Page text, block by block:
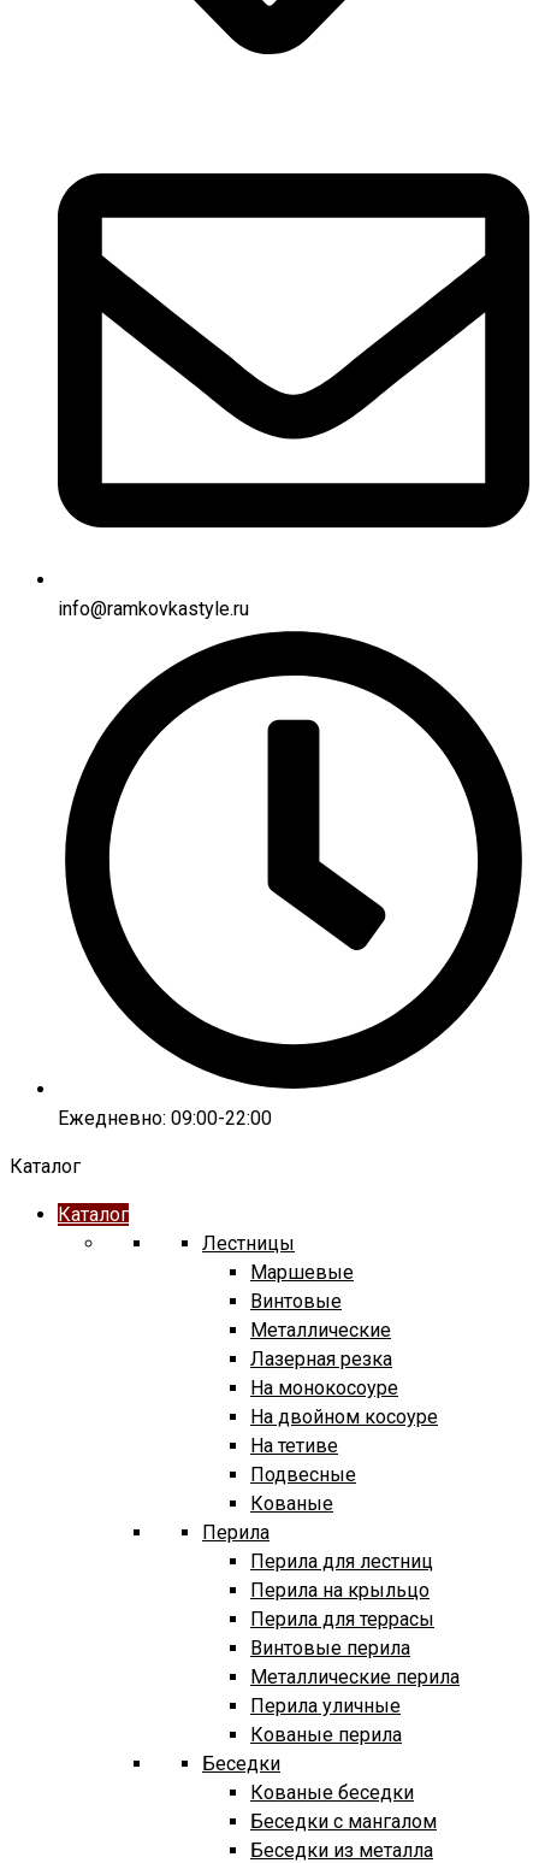
info@ramkovkastyle.ru
Ежедневно: 09:00-22:00
Каталог
Каталог
Лестницы
Маршевые
Винтовые
Металлические
Лазерная резка
На монокосоуре
На двойном косоуре
На тетиве
Подвесные
Кованые
Перила
Перила для лестниц
Перила на крыльцо
Перила для террасы
Винтовые перила
Металлические перила
Перила уличные
Кованые перила
Беседки
Кованые беседки
Беседки с мангалом
Беседки из металла